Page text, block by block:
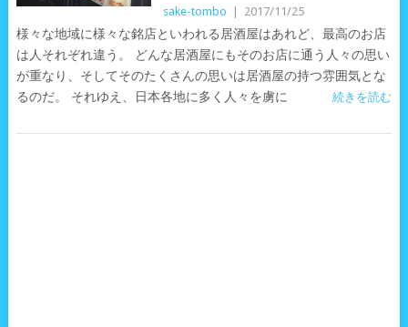
sake-tombo 2017/11/25
様々な地域に様々な銘店といわれる居酒屋はあれど、最高のお店
は人それぞれ違う。 どんな居酒屋にもそのお店に通う人々の思い
が重なり、そしてそのたくさんの思いは居酒屋の持つ雰囲気とな
るのだ。 それゆえ、日本各地に多く人々を虜に
続きを読む